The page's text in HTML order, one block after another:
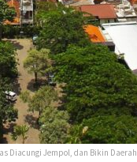
Diacungi Jempol, dan Bikin